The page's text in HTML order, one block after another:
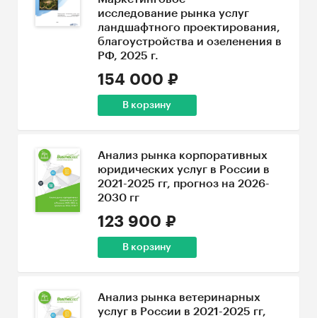
исследование рынка услуг
ландшафтного проектирования,
благоустройства и озеленения в
РФ, 2025 г.
154 000 ₽
В корзину
Анализ рынка корпоративных
юридических услуг в России в
2021-2025 гг, прогноз на 2026-
2030 гг
123 900 ₽
В корзину
Анализ рынка ветеринарных
услуг в России в 2021-2025 гг,